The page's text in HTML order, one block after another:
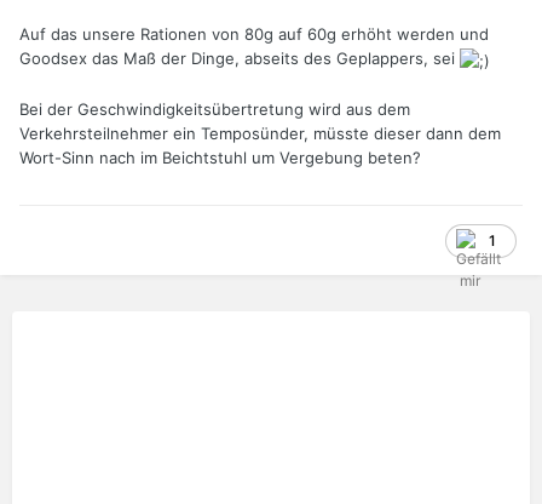
Auf das unsere Rationen von 80g auf 60g erhöht werden und
Goodsex das Maß der Dinge, abseits des Geplappers, sei
Bei der Geschwindigkeitsübertretung wird aus dem
Verkehrsteilnehmer ein Temposünder, müsste dieser dann dem
Wort-Sinn nach im Beichtstuhl um Vergebung beten?
1